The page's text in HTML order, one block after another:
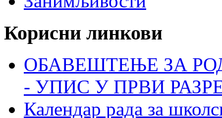
Корисни линкови
ОБАВЕШТЕЊЕ ЗА
- УПИС У ПРВИ
Календар рада за